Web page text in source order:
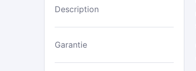
Description
Garantie